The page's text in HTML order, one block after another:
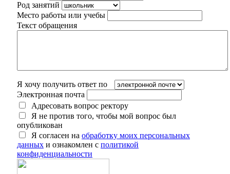
Род занятий
Место работы или учебы
Текст обращения
Я хочу получить ответ по
Электронная почта
Адресовать вопрос ректору
Я не против того, чтобы мой вопрос был
опубликован
Я согласен на обработку моих персональных
данных и ознакомлен с политикой
конфиденциальности